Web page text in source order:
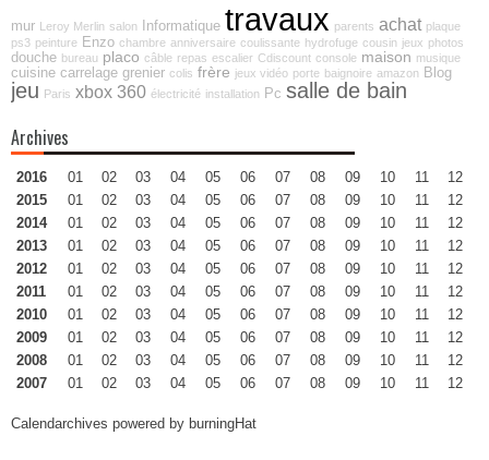
mur Leroy Merlin salon Informatique travaux parents achat plaque
ps3 peinture Enzo chambre anniversaire coulissante hydrofuge cousin jeux photos
douche bureau placo câble repas escalier Cdiscount console maison musique
cuisine carrelage grenier colis frère jeux vidéo porte baignoire amazon Blog
jeu Paris xbox 360 électricité installation Pc salle de bain
Archives
2016 01 02 03 04 05 06 07 08 09 10 11
12
2015
01 02 03 04 05 06 07 08 09 10 11
12
2014
01 02 03 04 05 06 07 08 09 10 11
12
2013
01 02 03 04 05 06 07 08 09 10 11
12
2012
01 02 03 04 05 06 07 08 09 10 11
12
2011
01 02 03 04 05 06 07 08 09 10 11
12
2010
01 02 03 04 05 06 07 08 09 10 11
12
2009
01 02 03 04 05 06 07 08 09 10 11
12
2008
01 02 03 04 05 06 07 08 09 10 11
12
2007
01 02 03 04 05 06 07 08 09 10 11 12
Calendarchives powered by burningHat